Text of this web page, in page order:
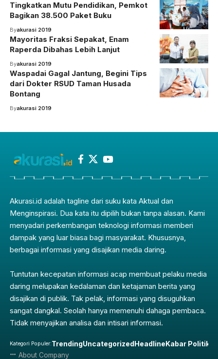
Tingkatkan Mutu Pendidikan, Pemkot
Bagikan 38.500 Paket Buku
Byakurasi 2019
Mayoritas Fraksi Sepakat, Enam
Raperda Dibahas Lebih Lanjut
Byakurasi 2019
Waspadai Gagal Jantung, Begini Tips
dari Dokter RSUD Taman Husada
Bontang
Byakurasi 2019
Akurasi.id adalah tagline dari suku kata Aktual dan
Menginspirasi. Dua kata itu dipilih bukan tanpa alasan. Kami
menyadari perkembangan teknologi informasi memberi
dampak yang luar biasa bagi masyarakat. Khususnya,
berbagai informasi yang disajikan media daring.
Tuntutan kecepatan informasi acap membuat pelaku media
daring melupakan kedalaman dan ketajaman berita yang
disajikan di publik. Tak pelak, informasi yang disuguhkan
sangat dangkal. Seolah hanya memenuhi dahaga pembaca.
Tidak menyajikan analisa dan intisari informasi.
Kategori Populer:TrendingUncategorizedHeadlineKabar Politik
About Company